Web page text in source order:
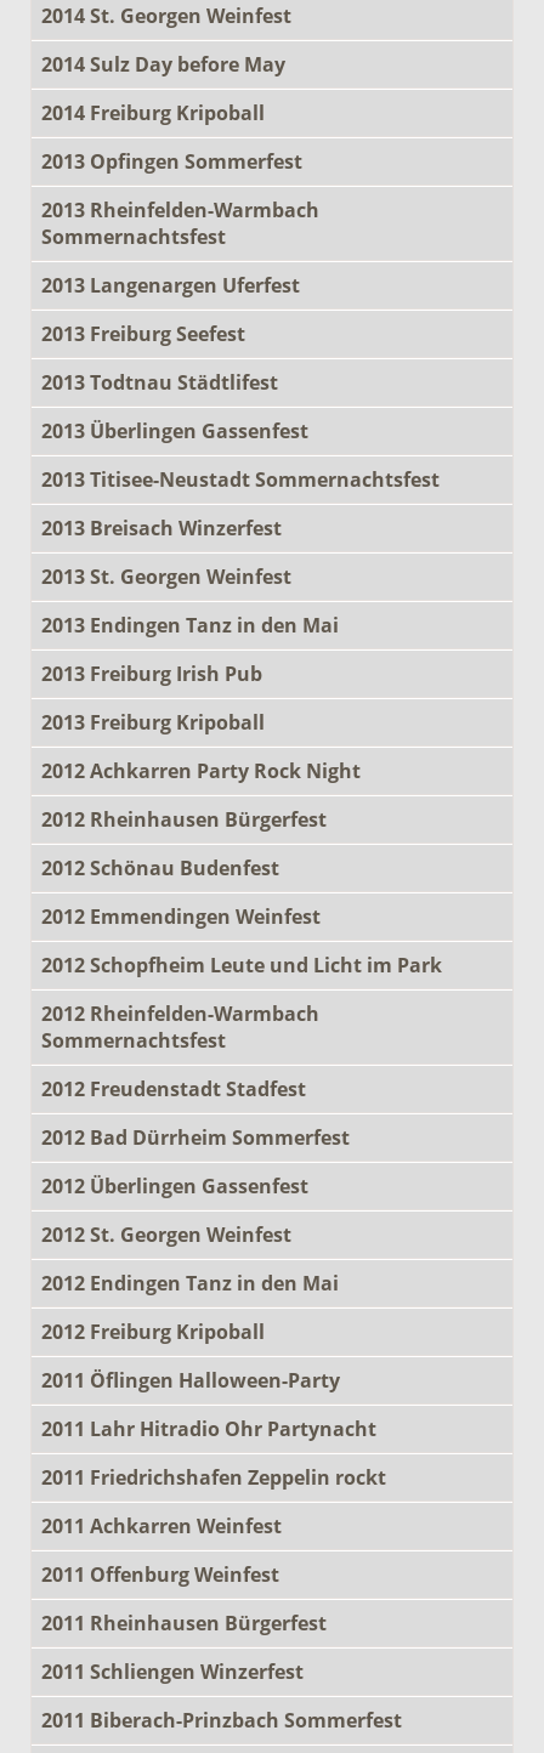
2014 St. Georgen Weinfest
2014 Sulz Day before May
2014 Freiburg Kripoball
2013 Opfingen Sommerfest
2013 Rheinfelden-Warmbach
Sommernachtsfest
2013 Langenargen Uferfest
2013 Freiburg Seefest
2013 Todtnau Städtlifest
2013 Überlingen Gassenfest
2013 Titisee-Neustadt Sommernachtsfest
2013 Breisach Winzerfest
2013 St. Georgen Weinfest
2013 Endingen Tanz in den Mai
2013 Freiburg Irish Pub
2013 Freiburg Kripoball
2012 Achkarren Party Rock Night
2012 Rheinhausen Bürgerfest
2012 Schönau Budenfest
2012 Emmendingen Weinfest
2012 Schopfheim Leute und Licht im Park
2012 Rheinfelden-Warmbach
Sommernachtsfest
2012 Freudenstadt Stadfest
2012 Bad Dürrheim Sommerfest
2012 Überlingen Gassenfest
2012 St. Georgen Weinfest
2012 Endingen Tanz in den Mai
2012 Freiburg Kripoball
2011 Öflingen Halloween-Party
2011 Lahr Hitradio Ohr Partynacht
2011 Friedrichshafen Zeppelin rockt
2011 Achkarren Weinfest
2011 Offenburg Weinfest
2011 Rheinhausen Bürgerfest
2011 Schliengen Winzerfest
2011 Biberach-Prinzbach Sommerfest